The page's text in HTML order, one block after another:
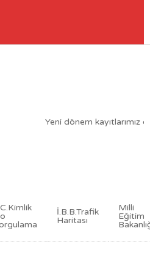
Yeni dönem kayıtlarımız
İ.B.B.Trafik
Haritası
Milli
Eğitim